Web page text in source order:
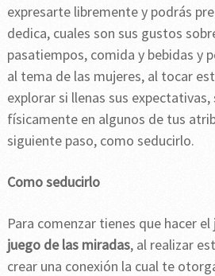
expresarte libremente y podrás
dedica, cuales son sus gustos
pasatiempos, comida y bebidas y
al tema de las mujeres, al tocar
explorar si llenas sus
físicamente en algunos de tus
siguiente paso, como seducirlo.
Como seducirlo
Para comenzar tienes que hacer
juego de las miradas, al realizar
crear una conexión la cual te